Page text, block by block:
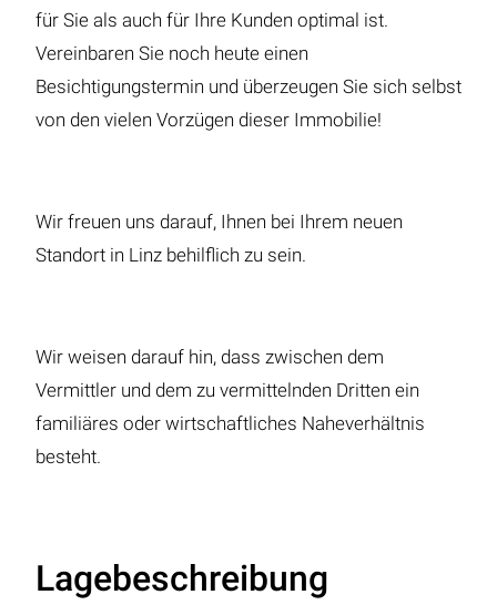
für Sie als auch für Ihre Kunden optimal ist.
Vereinbaren Sie noch heute einen
Besichtigungstermin und überzeugen Sie sich selbst
von den vielen Vorzügen dieser Immobilie!
Wir freuen uns darauf, Ihnen bei Ihrem neuen
Standort in Linz behilflich zu sein.
Wir weisen darauf hin, dass zwischen dem
Vermittler und dem zu vermittelnden Dritten ein
familiäres oder wirtschaftliches Naheverhältnis
besteht.
Lagebeschreibung